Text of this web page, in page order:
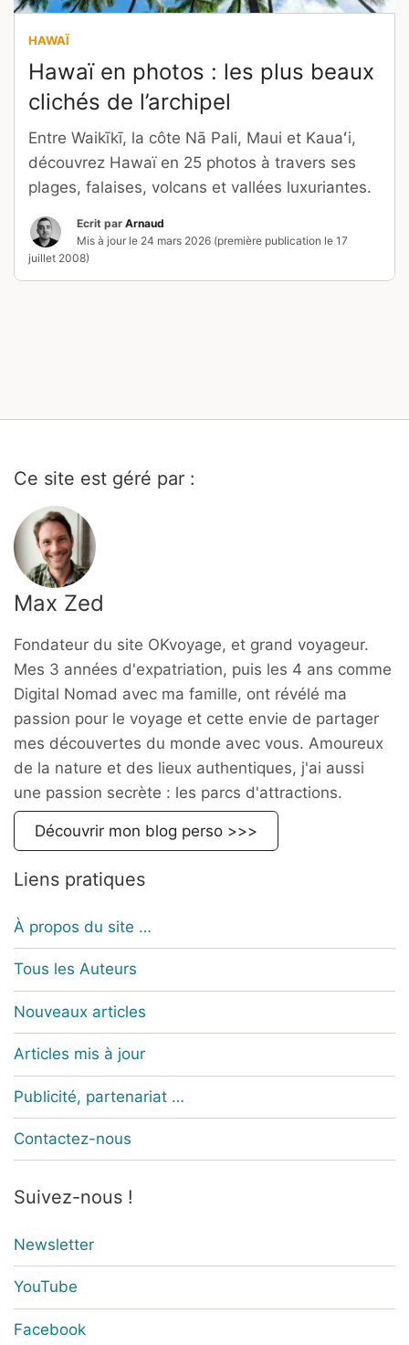
HAWAÏ
Hawaï en photos : les plus beaux
clichés de l’archipel
Entre Waikīkī, la côte Nā Pali, Maui et Kauaʻi,
découvrez Hawaï en 25 photos à travers ses
plages, falaises, volcans et vallées luxuriantes.
Ecrit par Arnaud
Mis à jour le 24 mars 2026 (première publication le 17
juillet 2008)
Ce site est géré par :
Max Zed
Fondateur du site OKvoyage, et grand voyageur.
Mes 3 années d'expatriation, puis les 4 ans comme
Digital Nomad avec ma famille, ont révélé ma
passion pour le voyage et cette envie de partager
mes découvertes du monde avec vous. Amoureux
de la nature et des lieux authentiques, j'ai aussi
une passion secrète : les parcs d'attractions.
Découvrir mon blog perso >>>
Liens pratiques
À propos du site …
Tous les Auteurs
Nouveaux articles
Articles mis à jour
Publicité, partenariat …
Contactez-nous
Suivez-nous !
Newsletter
YouTube
Facebook